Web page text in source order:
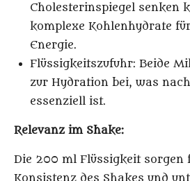
Cholesterinspiegel senken
komplexe Kohlenhydrate
Energie.
Flüssigkeitszufuhr: Beide
zur Hydration bei, was
essenziell ist.
Relevanz im Shake:
Die 200 ml Flüssigkeit sorgen
Konsistenz des Shakes und